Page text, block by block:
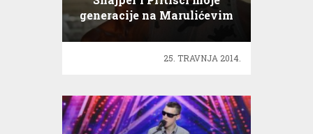
generacije na Marulićevim
25. TRAVNJA 2014.